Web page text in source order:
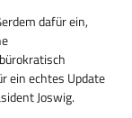
dafür ein,
ein echtes Update
Joswig.